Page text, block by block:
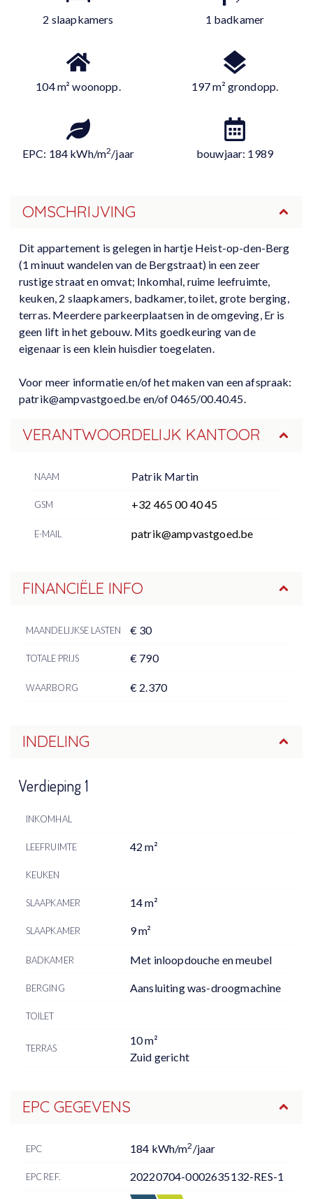
2 slaapkamers 1 badkamer
104 m² woonopp. 197 m² grondopp.
EPC: 184 kWh/m2/jaar bouwjaar: 1989
OMSCHRIJVING
Dit appartement is gelegen in hartje Heist-op-den-Berg
(1 minuut wandelen van de Bergstraat) in een zeer
rustige straat en omvat; Inkomhal, ruime leefruimte,
keuken, 2 slaapkamers, badkamer, toilet, grote berging,
terras. Meerdere parkeerplaatsen in de omgeving, Er is
geen lift in het gebouw. Mits goedkeuring van de
eigenaar is een klein huisdier toegelaten.
Voor meer informatie en/of het maken van een afspraak:
patrik@ampvastgoed.be en/of 0465/00.40.45.
VERANTWOORDELIJK KANTOOR
NAAM Patrik Martin
GSM +32 465 00 40 45
E-MAIL patrik@ampvastgoed.be
FINANCIËLE INFO
MAANDELIJKSE LASTEN € 30
TOTALE PRIJS € 790
WAARBORG € 2.370
INDELING
Verdieping 1
INKOMHAL
LEEFRUIMTE 42 m²
KEUKEN
SLAAPKAMER 14 m²
SLAAPKAMER 9 m²
BADKAMER Met inloopdouche en meubel
BERGING Aansluiting was-droogmachine
TOILET
TERRAS
10 m²
Zuid gericht
EPC GEGEVENS
EPC 184 kWh/m2 /jaar
EPC REF. 20220704-0002635132-RES-1